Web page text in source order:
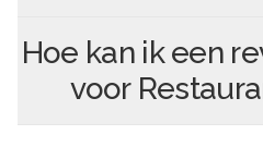
Hoe kan ik een
voor